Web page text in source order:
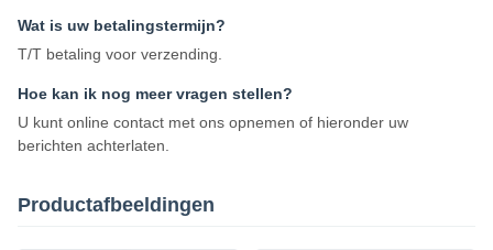
Wat is uw betalingstermijn?
T/T betaling voor verzending.
Hoe kan ik nog meer vragen stellen?
U kunt online contact met ons opnemen of hieronder uw
berichten achterlaten.
Productafbeeldingen